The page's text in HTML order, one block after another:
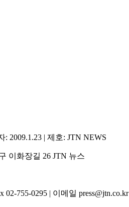
2009.1.23 | 제호: JTN NEWS
이화장길 26 JTN 뉴스
755-0295 | 이메일 press@jtn.co.kr